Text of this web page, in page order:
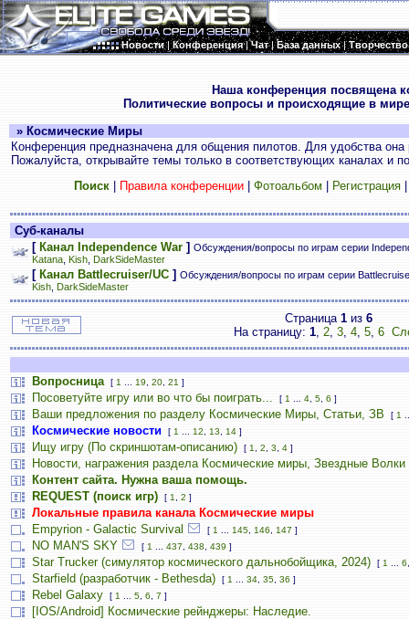
Новости|Конференция|Чат|База данных|Творчество
Наша конференция посвящена
Политические вопросы и происходящие в
» Космические Миры
Конференция предназначена для общения пилотов. Для удобства
Пожалуйста, открывайте темы только в соответствующих каналах и
Поиск| Правила конференции| Фотоальбом Регистрация
Суб-каналы
[ Канал Independence War ] Обсуждения/вопросы по играм серии
Katana Kish DarkSideMaster
[ Канал Battlecruiser/UC ] Обсуждения/вопросы по играм серии
Kish DarkSideMaster
Страница 1 из 6
На страницу: 1, 2, 3, 4, 5, 6
Вопросница [ 1 19 20 21 ]
Посоветуйте игру или во что бы поиграть... [ 1 4 5 6 ]
Ваши предложения по разделу Космические Миры, Статьи, ЗВ [ 1
Космические новости [ 1 12 13 14 ]
Ищу игру (По скриншотам-описанию) [ 1 2 3 4 ]
Новости, награжения раздела Космические миры, Звездные Волки
Контент сайта. Нужна ваша помощь.
REQUEST (поиск игр)
[ 1 2 ]
Локальные правила канала Космические миры
Empyrion - Galactic Survival
[ 1 145 146 147 ]
NO MAN'S SKY [ 1 437 438 439 ]
Star Trucker (симулятор космического дальнобойщика, 2024) [ 1 6
Starfield (разработчик - Bethesda) [ 1 34 35 36 ]
Rebel Galaxy [ 1 5 6 7 ]
[IOS/Android] Космические рейнджеры: Наследие.